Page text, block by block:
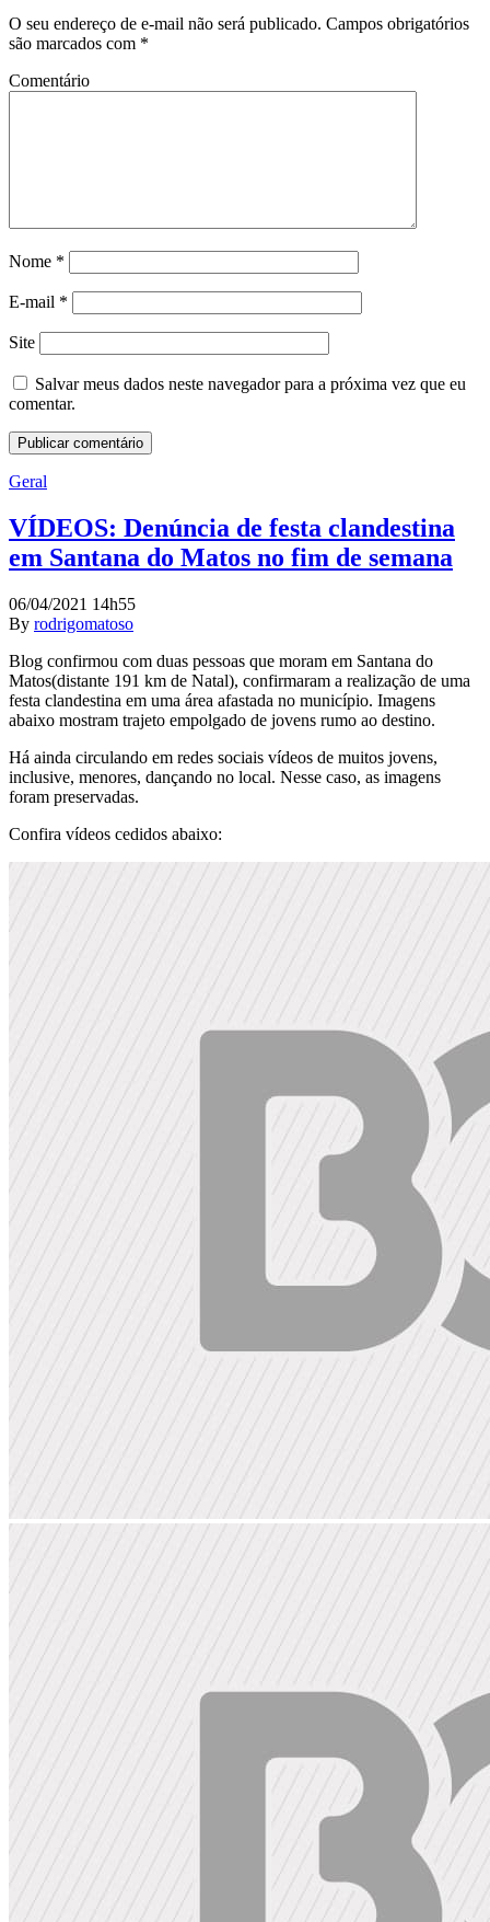
O seu endereço de e-mail não será publicado. Campos obrigatórios
são marcados com *
Comentário
Nome *
E-mail *
Site
Salvar meus dados neste navegador para a próxima vez que eu
comentar.
Geral
VÍDEOS: Denúncia de festa clandestina
em Santana do Matos no fim de semana
06/04/2021 14h55
By rodrigomatoso
Blog confirmou com duas pessoas que moram em Santana do
Matos(distante 191 km de Natal), confirmaram a realização de uma
festa clandestina em uma área afastada no município. Imagens
abaixo mostram trajeto empolgado de jovens rumo ao destino.
Há ainda circulando em redes sociais vídeos de muitos jovens,
inclusive, menores, dançando no local. Nesse caso, as imagens
foram preservadas.
Confira vídeos cedidos abaixo: